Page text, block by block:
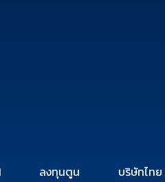
ลงทุนตูน บริษัทไทย